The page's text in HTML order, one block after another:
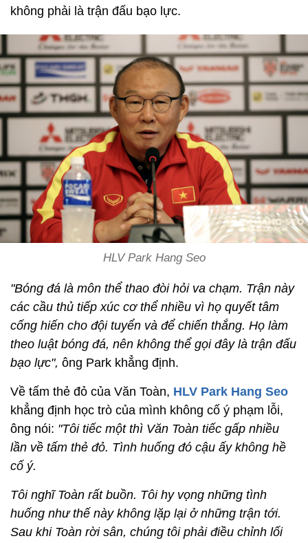
không phải là trận đấu bạo lực.
HLV Park Hang Seo
"Bóng đá là môn thể thao đòi hỏi va chạm. Trận này
các cầu thủ tiếp xúc cơ thể nhiều vì họ quyết tâm
cống hiến cho đội tuyển và để chiến thắng. Họ làm
theo luật bóng đá, nên không thể gọi đây là trận đấu
bạo lực", ông Park khẳng định.
Về tấm thẻ đỏ của Văn Toàn, HLV Park Hang Seo
khẳng định học trò của mình không cố ý phạm lỗi,
ông nói: "Tôi tiếc một thì Văn Toàn tiếc gấp nhiều
lần về tấm thẻ đỏ. Tình huống đó cậu ấy không hề
cố ý.
Tôi nghĩ Toàn rất buồn. Tôi hy vọng những tình
huống như thế này không lặp lại ở những trận tới.
Sau khi Toàn rời sân, chúng tôi phải điều chỉnh lối